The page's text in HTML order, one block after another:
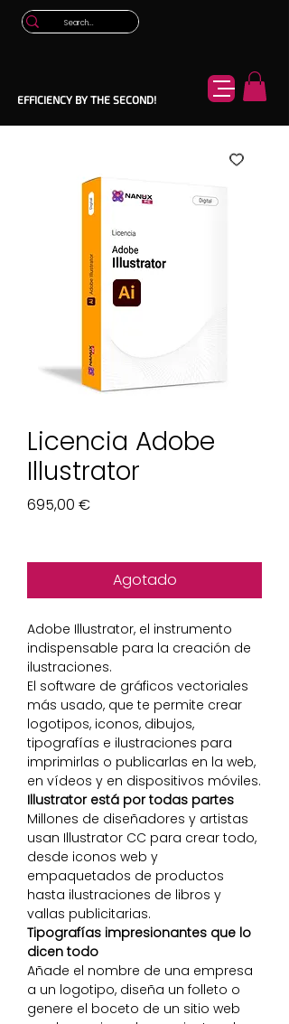
EFFICIENCY BY THE SECOND!
Licencia Adobe
Illustrator
695,00 €Precio
Agotado
Adobe Illustrator, el instrumento
indispensable para la creación de
ilustraciones.
El software de gráficos vectoriales
más usado, que te permite crear
logotipos, iconos, dibujos,
tipografías e ilustraciones para
imprimirlas o publicarlas en la web,
en vídeos y en dispositivos móviles.
Illustrator está por todas partes
Millones de diseñadores y artistas
usan Illustrator CC para crear todo,
desde iconos web y
empaquetados de productos
hasta ilustraciones de libros y
vallas publicitarias.
Tipografías impresionantes que lo
dicen todo
Añade el nombre de una empresa
a un logotipo, diseña un folleto o
genere el boceto de un sitio web